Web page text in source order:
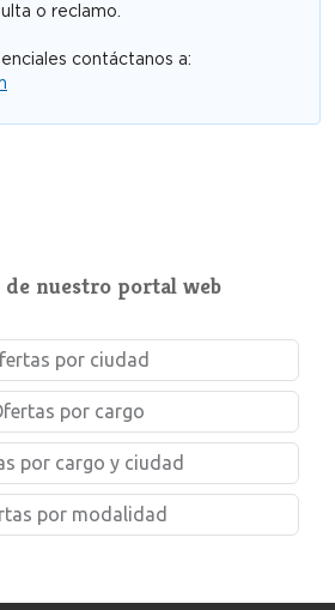
o reclamo.
contáctanos a:
de nuestro portal web
por ciudad
por cargo
por cargo y ciudad
por modalidad